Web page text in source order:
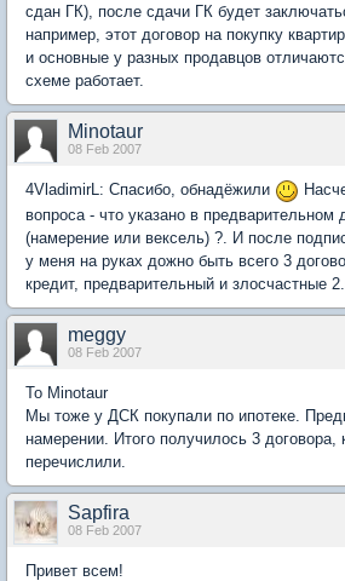
сдан ГК), после сдачи ГК будет
например, этот договор на покупку
и основные у разных продавцов
схеме работает.
Minotaur
08 Feb 2007
4VladimirL: Спасибо, обнадёжили
вопроса - что указано в предварительном
(намерение или вексель) ?. И после
у меня на руках дожно быть всего 3
кредит, предварительный и злосчастные
meggy
08 Feb 2007
То Minotaur
Мы тоже у ДСК покупали по ипотеке.
намерении. Итого получилось 3 договора,
перечислили.
Sapfira
08 Feb 2007
Привет всем!